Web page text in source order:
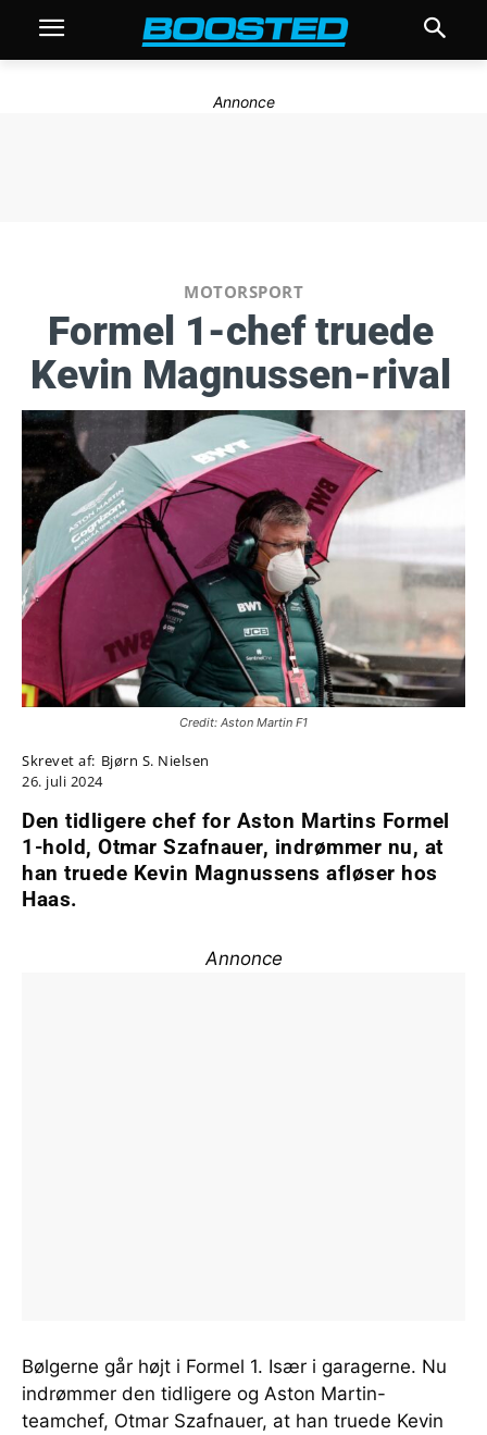
Annonce
MOTORSPORT
Formel 1-chef truede
Kevin Magnussen-rival
Credit: Aston Martin F1
Skrevet af: Bjørn S. Nielsen
26. juli 2024
Den tidligere chef for Aston Martins Formel
1-hold, Otmar Szafnauer, indrømmer nu, at
han truede Kevin Magnussens afløser hos
Haas.
Annonce
Bølgerne går højt i Formel 1. Især i garagerne. Nu
indrømmer den tidligere og Aston Martin-
teamchef, Otmar Szafnauer, at han truede Kevin